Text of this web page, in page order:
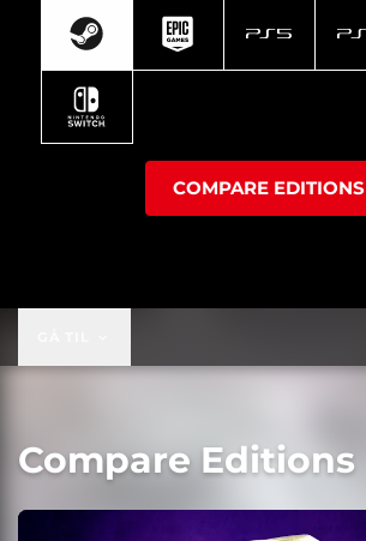
COMPARE EDITIONS
Compare Editions